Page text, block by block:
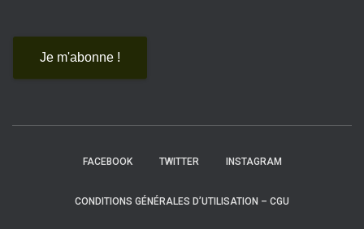
FACEBOOK TWITTER INSTAGRAM
CONDITIONS GÉNÉRALES D’UTILISATION – CGU